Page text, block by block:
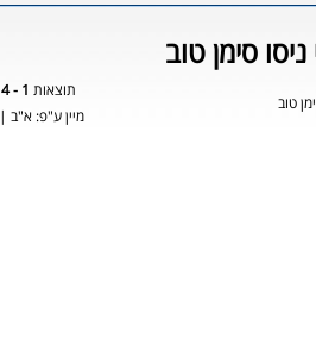
סימן טוב
טוב
תוצאות 1 - 14
מיין ע"פ: א"ב |